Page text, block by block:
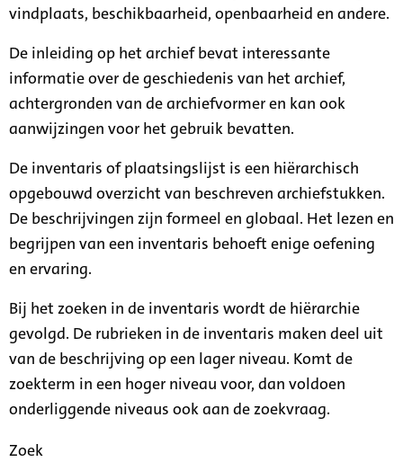
vindplaats, beschikbaarheid, openbaarheid en andere.
De inleiding op het archief bevat interessante
informatie over de geschiedenis van het archief,
achtergronden van de archiefvormer en kan ook
aanwijzingen voor het gebruik bevatten.
De inventaris of plaatsingslijst is een hiërarchisch
opgebouwd overzicht van beschreven archiefstukken.
De beschrijvingen zijn formeel en globaal. Het lezen en
begrijpen van een inventaris behoeft enige oefening
en ervaring.
Bij het zoeken in de inventaris wordt de hiërarchie
gevolgd. De rubrieken in de inventaris maken deel uit
van de beschrijving op een lager niveau. Komt de
zoekterm in een hoger niveau voor, dan voldoen
onderliggende niveaus ook aan de zoekvraag.
Zoek